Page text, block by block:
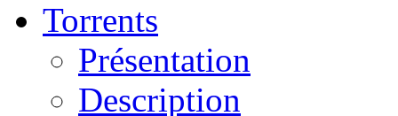
Torrents
Présentation
Description